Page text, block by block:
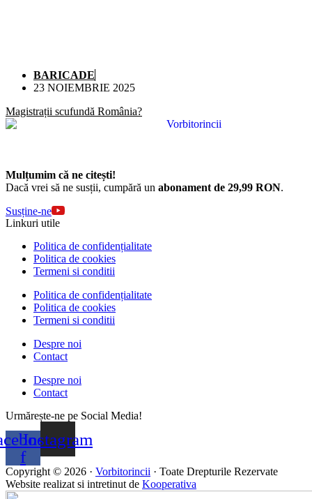
BARICADE
23 NOIEMBRIE 2025
Magistrații scufundă România?
Mulțumim că ne citești!
Dacă vrei să ne susții, cumpără un abonament de 29,99 RON.
Susține-ne
Linkuri utile
Politica de confidențialitate
Politica de cookies
Termeni si conditii
Politica de confidențialitate
Politica de cookies
Termeni si conditii
Despre noi
Contact
Despre noi
Contact
Urmărește-ne pe Social Media!
f
Instagram
Copyright © 2026 · Vorbitorincii · Toate Drepturile Rezervate
Website realizat si intretinut de Kooperativa